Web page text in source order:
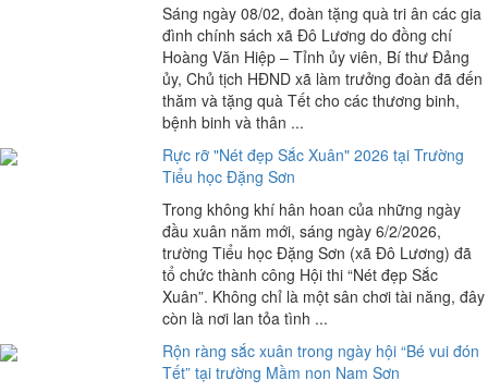
Sáng ngày 08/02, đoàn tặng quà tri ân các gia
đình chính sách xã Đô Lương do đồng chí
Hoàng Văn Hiệp – Tỉnh ủy viên, Bí thư Đảng
ủy, Chủ tịch HĐND xã làm trưởng đoàn đã đến
thăm và tặng quà Tết cho các thương binh,
bệnh binh và thân ...
Rực rỡ "Nét đẹp Sắc Xuân" 2026 tại Trường
Tiểu học Đặng Sơn
Trong không khí hân hoan của những ngày
đầu xuân năm mới, sáng ngày 6/2/2026,
trường Tiểu học Đặng Sơn (xã Đô Lương) đã
tổ chức thành công Hội thi “Nét đẹp Sắc
Xuân”. Không chỉ là một sân chơi tài năng, đây
còn là nơi lan tỏa tình ...
Rộn ràng sắc xuân trong ngày hội “Bé vui đón
Tết” tại trường Mầm non Nam Sơn